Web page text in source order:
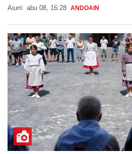
Aiurri abu 08, 16:28 ANDOAIN